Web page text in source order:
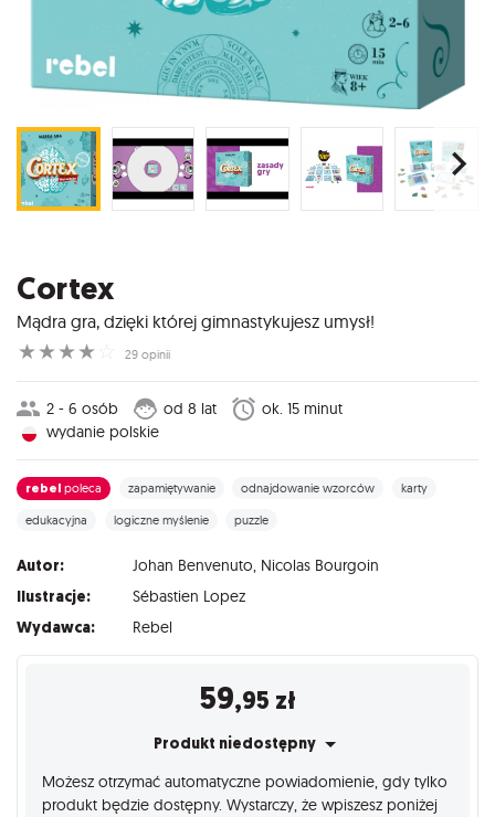
Cortex
Mądra gra, dzięki której gimnastykujesz umysł!
☆
☆
☆
☆ 29 opinii
2 - 6 osób od 8 lat
ok. 15 minut
wydanie polskie
rebel poleca zapamiętywanie odnajdowanie wzorców karty
edukacyjna logiczne myślenie puzzle
Autor: Johan Benvenuto, Nicolas Bourgoin
Ilustracje: Sébastien Lopez
Wydawca: Rebel
59,95 zł
Produkt niedostępny
Możesz otrzymać automatyczne powiadomienie, gdy tylko
produkt będzie dostępny. Wystarczy, że wpiszesz poniżej